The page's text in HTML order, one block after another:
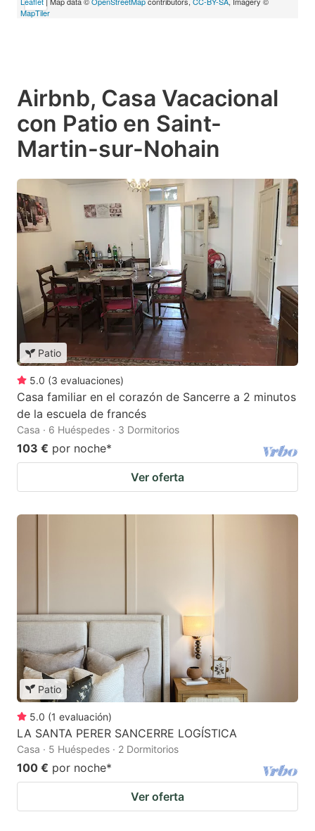
MapTiler
Airbnb, Casa Vacacional
con Patio en Saint-
Martin-sur-Nohain
Patio
5.0 (3 evaluaciones)
Casa familiar en el corazón de Sancerre a 2 minutos
de la escuela de francés
Casa · 6 Huéspedes · 3 Dormitorios
103 € por noche*
Ver oferta
Patio
5.0 (1 evaluación)
LA SANTA PERER SANCERRE LOGÍSTICA
Casa · 5 Huéspedes · 2 Dormitorios
100 € por noche*
Ver oferta